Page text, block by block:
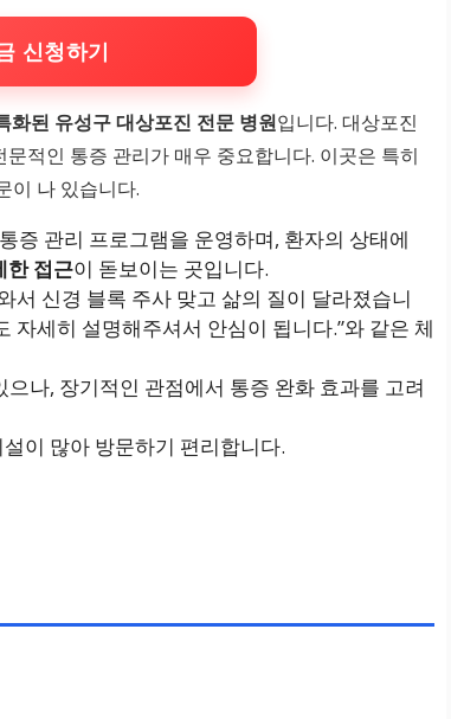
신청하기
화된 유성구 대상포진 전문 병원입니다. 대상포진
적인 통증 관리가 매우 중요합니다. 이곳은 특히
이 나 있습니다.
증 관리 프로그램을 운영하며, 환자의 상태에
한 접근이 돋보이는 곳입니다.
서 신경 블록 주사 맞고 삶의 질이 달라졌습니
자세히 설명해주셔서 안심이 됩니다.”와 같은 체
나, 장기적인 관점에서 통증 완화 효과를 고려
이 많아 방문하기 편리합니다.